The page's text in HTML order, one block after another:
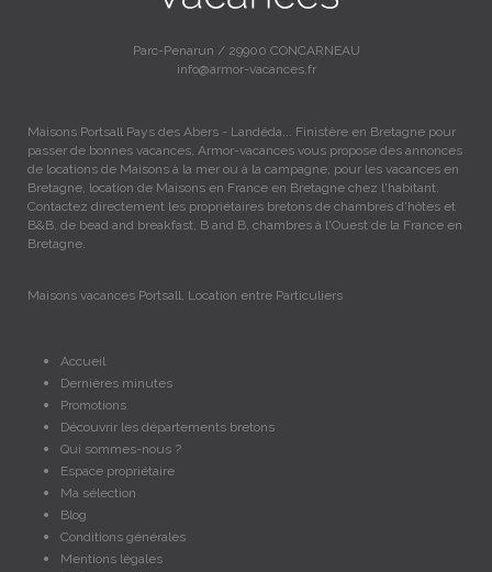
Parc-Penarun / 29900 CONCARNEAU
info@armor-vacances.fr
Maisons Portsall Pays des Abers - Landéda... Finistère en Bretagne pour
passer de bonnes vacances, Armor-vacances vous propose des annonces
de locations de Maisons à la mer ou à la campagne, pour les vacances en
Bretagne, location de Maisons en France en Bretagne chez l'habitant.
Contactez directement les propriétaires bretons de chambres d'hôtes et
B&B, de bead and breakfast, B and B, chambres à l'Ouest de la France en
Bretagne.
Maisons vacances Portsall, Location entre Particuliers
Accueil
Dernières minutes
Promotions
Découvrir les départements bretons
Qui sommes-nous ?
Espace propriétaire
Ma sélection
Blog
Conditions générales
Mentions légales